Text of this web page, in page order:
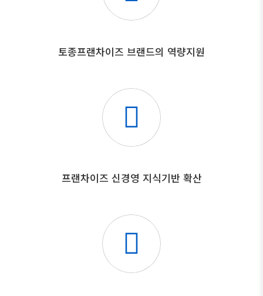
토종프랜차이즈 브랜드의 역량지원
프랜차이즈 신경영 지식기반 확산